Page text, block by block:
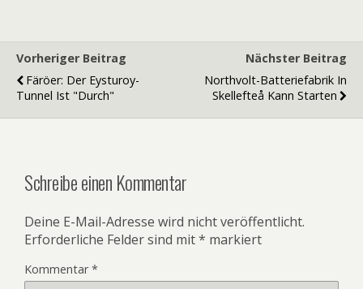
Vorheriger Beitrag
Färöer: Der Eysturoy-
Tunnel Ist "durch"
Nächster Beitrag
Northvolt-Batteriefabrik In
Skellefteå Kann Starten
Schreibe einen Kommentar
Deine E-Mail-Adresse wird nicht veröffentlicht.
Erforderliche Felder sind mit* markiert
Kommentar*